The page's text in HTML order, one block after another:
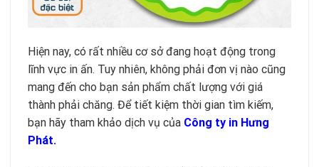
Hiện nay, có rất nhiều cơ sở đang hoạt động trong
lĩnh vực in ấn. Tuy nhiên, không phải đơn vị nào cũng
mang đến cho bạn sản phẩm chất lượng với giá
thành phải chăng. Để tiết kiệm thời gian tìm kiếm,
bạn hãy tham khảo dịch vụ của Công ty in Hưng
Phát.